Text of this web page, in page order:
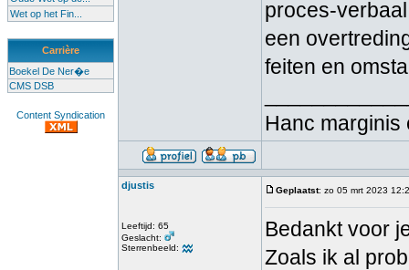
Wet op het Fin...
Carrière
Boekel De Ner�e
CMS DSB
Content Syndication
proces-
een
feiten en
Hanc marginis
djustis
Leeftijd: 65
Geslacht:
Sterrenbeeld:
Geplaatst: zo 05 mrt 2023
Bedankt voor
Zoals ik al